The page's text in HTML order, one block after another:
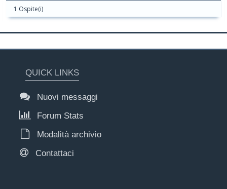
1 Ospite(i)
QUICK LINKS
Nuovi messaggi
Forum Stats
Modalità archivio
Contattaci